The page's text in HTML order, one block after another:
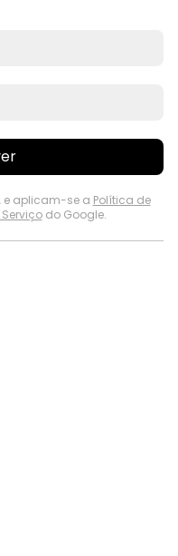
e aplicam-se a Política de
do Google.